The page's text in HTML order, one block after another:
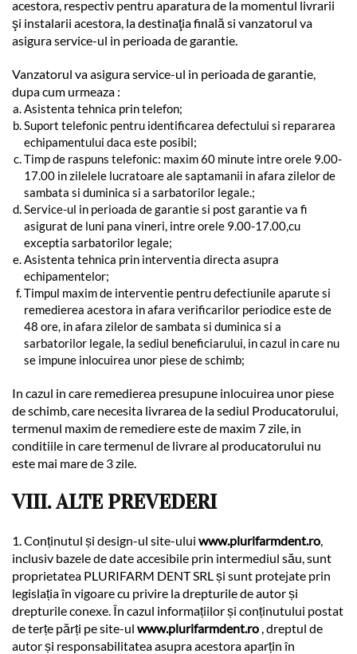
acestora, respectiv pentru aparatura de la momentul livrarii
şi instalarii acestora, la destinaţia finală si vanzatorul va
asigura service-ul in perioada de garantie.
Vanzatorul va asigura service-ul in perioada de garantie,
dupa cum urmeaza :
Asistenta tehnica prin telefon;
Suport telefonic pentru identificarea defectului si repararea
echipamentului daca este posibil;
Timp de raspuns telefonic: maxim 60 minute intre orele 9.00-
17.00 in zilelele lucratoare ale saptamanii in afara zilelor de
sambata si duminica si a sarbatorilor legale.;
Service-ul in perioada de garantie si post garantie va fi
asigurat de luni pana vineri, intre orele 9.00-17.00,cu
exceptia sarbatorilor legale;
Asistenta tehnica prin interventia directa asupra
echipamentelor;
Timpul maxim de interventie pentru defectiunile aparute si
remedierea acestora in afara verificarilor periodice este de
48 ore, in afara zilelor de sambata si duminica si a
sarbatorilor legale, la sediul beneficiarului, in cazul in care nu
se impune inlocuirea unor piese de schimb;
In cazul in care remedierea presupune inlocuirea unor piese
de schimb, care necesita livrarea de la sediul Producatorului,
termenul maxim de remediere este de maxim 7 zile, in
conditiile in care termenul de livrare al producatorului nu
este mai mare de 3 zile.
VIII. ALTE PREVEDERI
1. Conținutul și design-ul site-ului www.plurifarmdent.ro,
inclusiv bazele de date accesibile prin intermediul său, sunt
proprietatea PLURIFARM DENT SRL și sunt protejate prin
legislația în vigoare cu privire la drepturile de autor și
drepturile conexe. În cazul informațiilor și conținutului postat
de terțe părți pe site-ul www.plurifarmdent.ro , dreptul de
autor și responsabilitatea asupra acestora aparțin în